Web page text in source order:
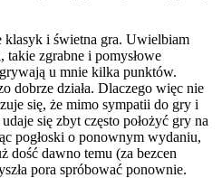
klasyk i świetna gra. Uwielbiam
zgrabne i pomysłowe
u mnie kilka punktów.
dobrze działa. Dlaczego więc nie
się, że mimo sympatii do gry i
się zbyt często położyć gry na
pogłoski o ponownym wydaniu,
dość dawno temu (za bezcen
pora spróbować ponownie.